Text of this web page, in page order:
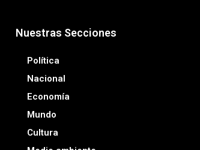
Nuestras Secciones
Política
Nacional
Economía
Mundo
Cultura